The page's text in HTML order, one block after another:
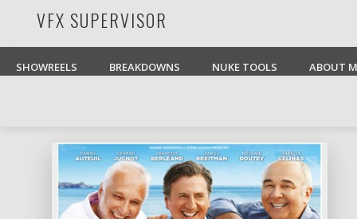
VFX SUPERVISOR
FacebookPinterestVimeo
SHOWREELS BREAKDOWNS NUKE TOOLS ABOUT